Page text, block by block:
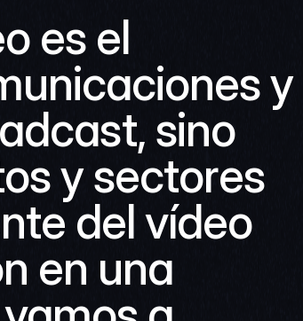
es el
y
sino
y sectores
del vídeo
en una